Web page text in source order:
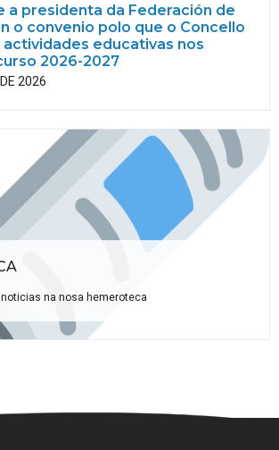
a presidenta da Federación de
o convenio polo que o Concello
actividades educativas nos
2026-2027
2026
na nosa hemeroteca